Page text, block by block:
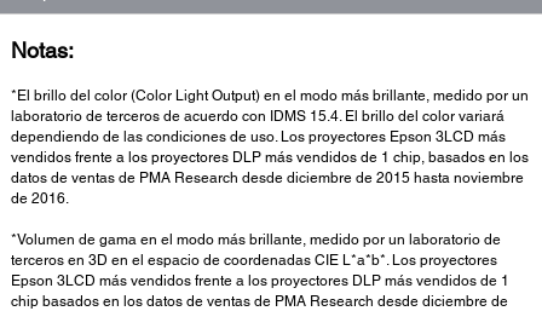
Notas:
*El brillo del color (Color Light Output) en el modo más brillante, medido por un
laboratorio de terceros de acuerdo con IDMS 15.4. El brillo del color variará
dependiendo de las condiciones de uso. Los proyectores Epson 3LCD más
vendidos frente a los proyectores DLP más vendidos de 1 chip, basados en los
datos de ventas de PMA Research desde diciembre de 2015 hasta noviembre
de 2016.
*Volumen de gama en el modo más brillante, medido por un laboratorio de
terceros en 3D en el espacio de coordenadas CIE L*a*b*. Los proyectores
Epson 3LCD más vendidos frente a los proyectores DLP más vendidos de 1
chip basados en los datos de ventas de PMA Research desde diciembre de